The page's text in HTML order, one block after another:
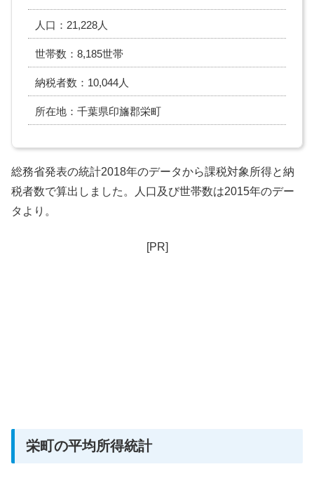
人口：21,228人
世帯数：8,185世帯
納税者数：10,044人
所在地：千葉県印旛郡栄町
総務省発表の統計2018年のデータから課税対象所得と納
税者数で算出しました。人口及び世帯数は2015年のデー
タより。
[PR]
栄町の平均所得統計